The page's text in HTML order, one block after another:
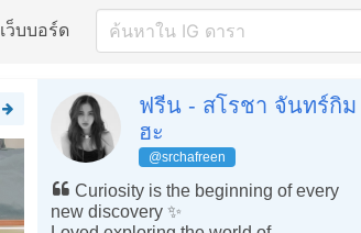
เว็บบอร์ด
ฟรีน - สโรชา จันทร์กิม
ฮะ
@srchafreen
Curiosity is the beginning of every
new discovery ✨